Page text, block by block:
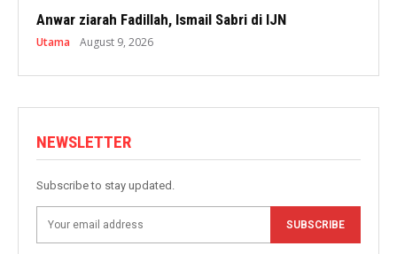
Anwar ziarah Fadillah, Ismail Sabri di IJN
Utama August 9, 2026
NEWSLETTER
Subscribe to stay updated.
SUBSCRIBE